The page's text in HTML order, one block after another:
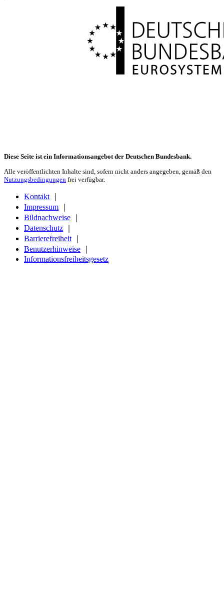
Diese Seite ist ein Informationsangebot der Deutschen Bundesbank.
Alle veröffentlichten Inhalte sind, sofern nicht anders angegeben, gemäß den
Nutzungsbedingungen frei verfügbar.
Kontakt
Impressum
Bildnachweise
Datenschutz
Barrierefreiheit
Benutzerhinweise
Informationsfreiheitsgesetz